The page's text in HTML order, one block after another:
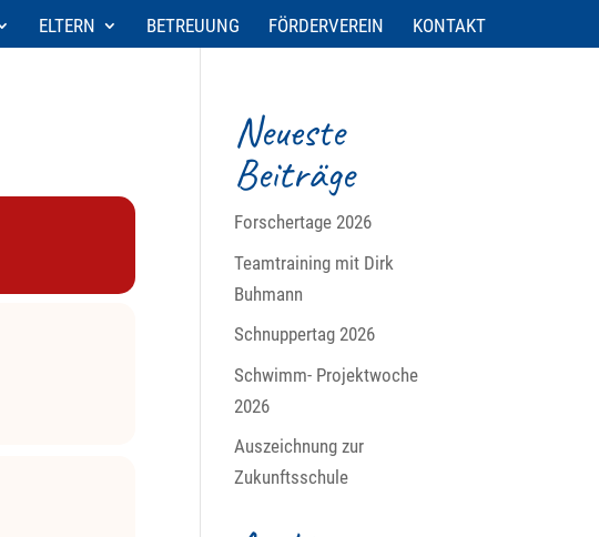
ELTERN BETREUUNG FÖRDERVEREIN KONTAKT
Neueste
Beiträge
Forschertage 2026
Teamtraining mit Dirk
Buhmann
Schnuppertag 2026
Schwimm- Projektwoche
2026
Auszeichnung zur
Zukunftsschule